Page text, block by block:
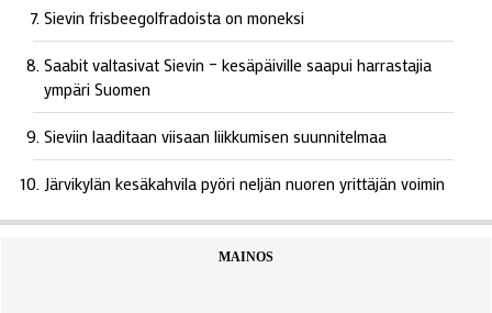
Sievin frisbeegolfradoista on moneksi
Saabit valtasivat Sievin – kesäpäiville saapui harrastajia
ympäri Suomen
Sieviin laaditaan viisaan liikkumisen suunnitelmaa
Järvikylän kesäkahvila pyöri neljän nuoren yrittäjän voimin
MAINOS